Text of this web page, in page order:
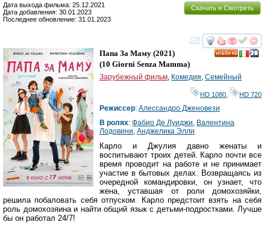
Скачать и Смотреть
Дата выхода фильма: 25.12.2021
Дата добавления: 30.01.2023
Последнее обновление: 31.01.2023
смотреть
Папа За Маму (2021)
(10 Giorni Senza Mamma)
Зарубежный фильм, Комедия, Семейный
HD 1080 HD 720
Режиссер: Алессандро Дженовези
В ролях: Фабио Де Луиджи, Валентина
Лодовини, Анджелика Элли
Карло и Джулия давно женаты и
воспитывают троих детей. Карло почти все
время проводит на работе и не принимает
участие в бытовых делах. Возвращаясь из
очередной командировки, он узнает, что
жена, уставшая от роли домохозяйки,
решила побаловать себя отпуском. Карло предстоит взять на себя
роль домохозяина и найти общий язык с детьми-подростками. Лучше
бы он работал 24/7!